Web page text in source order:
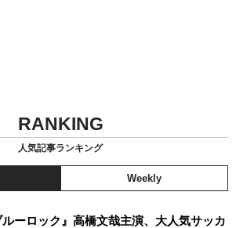
RANKING
人気記事ランキング
Weekly
ルーロック』高橋文哉主演、大人気サッカ